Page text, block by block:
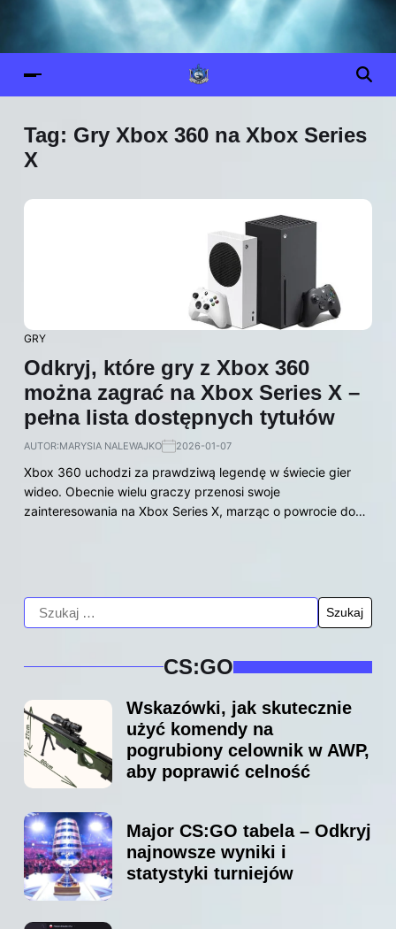
Tag: Gry Xbox 360 na Xbox Series
X
GRY
Odkryj, które gry z Xbox 360
można zagrać na Xbox Series X –
pełna lista dostępnych tytułów
AUTOR:MARYSIA NALEWAJKO 2026-01-07
Xbox 360 uchodzi za prawdziwą legendę w świecie gier
wideo. Obecnie wielu graczy przenosi swoje
zainteresowania na Xbox Series X, marząc o powrocie do…
CS:GO
Wskazówki, jak skutecznie
użyć komendy na
pogrubiony celownik w AWP,
aby poprawić celność
Major CS:GO tabela – Odkryj
najnowsze wyniki i
statystyki turniejów